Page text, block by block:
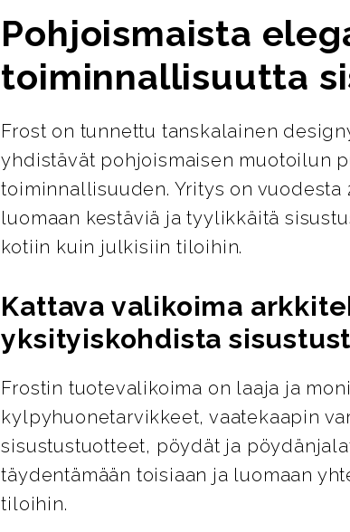
Pohjoismaista
toiminnallisuutta
Frost on tunnettu tanskalainen
yhdistävät pohjoismaisen muotoilun
toiminnallisuuden. Yritys on vuodesta
luomaan kestäviä ja tyylikkäitä
kotiin kuin julkisiin tiloihin.
Kattava valikoima
yksityiskohdista
Frostin tuotevalikoima on laaja ja
kylpyhuonetarvikkeet, vaatekaapin
sisustustuotteet, pöydät ja
täydentämään toisiaan ja luomaan
tiloihin.